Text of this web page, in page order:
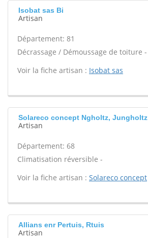
Isobat sas Bi
Artisan
Département: 81
Décrassage / Démoussage de toiture -
Voir la fiche artisan : Isobat sas
Solareco concept Ngholtz, Jungholtz
Artisan
Département: 68
Climatisation réversible -
Voir la fiche artisan : Solareco concept
Allians enr Pertuis, Rtuis
Artisan